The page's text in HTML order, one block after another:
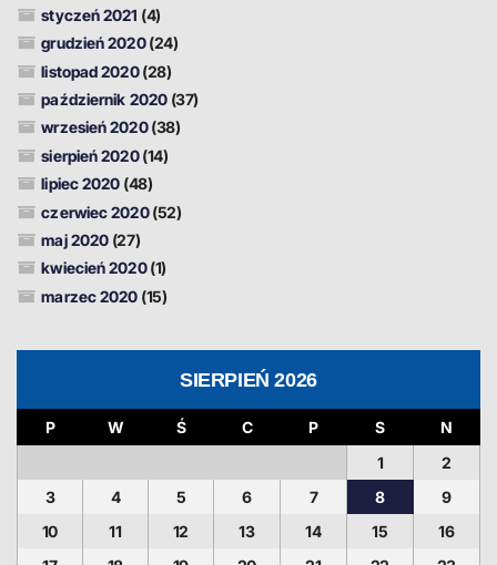
styczeń 2021 (4)
grudzień 2020(24)
listopad 2020(28)
październik 2020(37)
wrzesień 2020(38)
sierpień 2020(14)
lipiec 2020 (48)
czerwiec 2020(52)
maj 2020 (27)
kwiecień 2020(1)
marzec 2020 (15)
SIERPIEŃ 2026
P W Ś C P S
N
1
2
3
4 5 6 7 8
9
10
11 12 13 14 15
16